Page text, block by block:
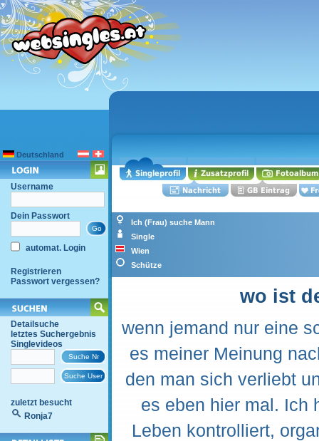
Deutschland
Username
Dein Passwort
automat. Login
Registrieren
Passwort vergessen?
Detailsuche
letztes Suchergebnis
Singlevideos
zuletzt besucht
Ronja7
Ich (Frau) suche Mann
Single
Wien
Schütze
wo ist
wenn jemand nur eine
es meiner Meinung
den man sich verliebt
es eben hier mal. Ich
Leben kontrolliert,